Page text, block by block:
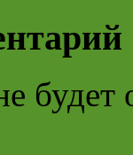
будет